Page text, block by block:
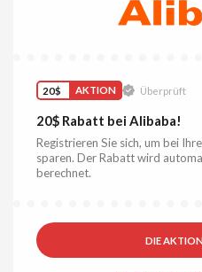
20$ AKTION Überprüft
20$ Rabatt bei Alibaba!
Registrieren Sie sich, um bei
sparen. Der Rabatt wird
berechnet.
DIE